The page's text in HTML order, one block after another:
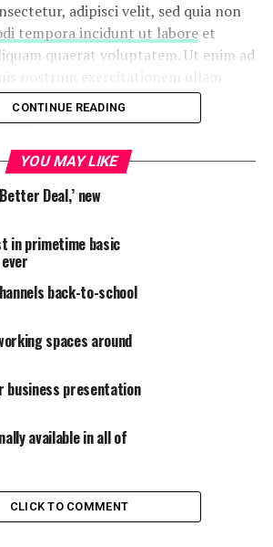
adipisci velit, sed quia non
tempora incidunt ut laboreet
quaerat voluptatem. Ut enim ad
nisi ut aliquid ex ea
et iusto odio dignissimos
dolores et quas
non provident, similique sunt
mollitia animi, id est
fuga.
iure reprehenderit qui in ea
quam nihil molestiae consequatur,
eum fugiat quo voluptas nulla
quibusdam et aut officiis debitis aut
saepe eveniet ut et voluptates
molestiae non recusandae. Itaque
maiores alias consequatur aut
asperiores repellat.
CONTINUE READING
YOU MAY LIKE
Deal,’ new
in primetime basic
back-to-school
spaces around
business presentation
available in all of
CLICK TO COMMENT